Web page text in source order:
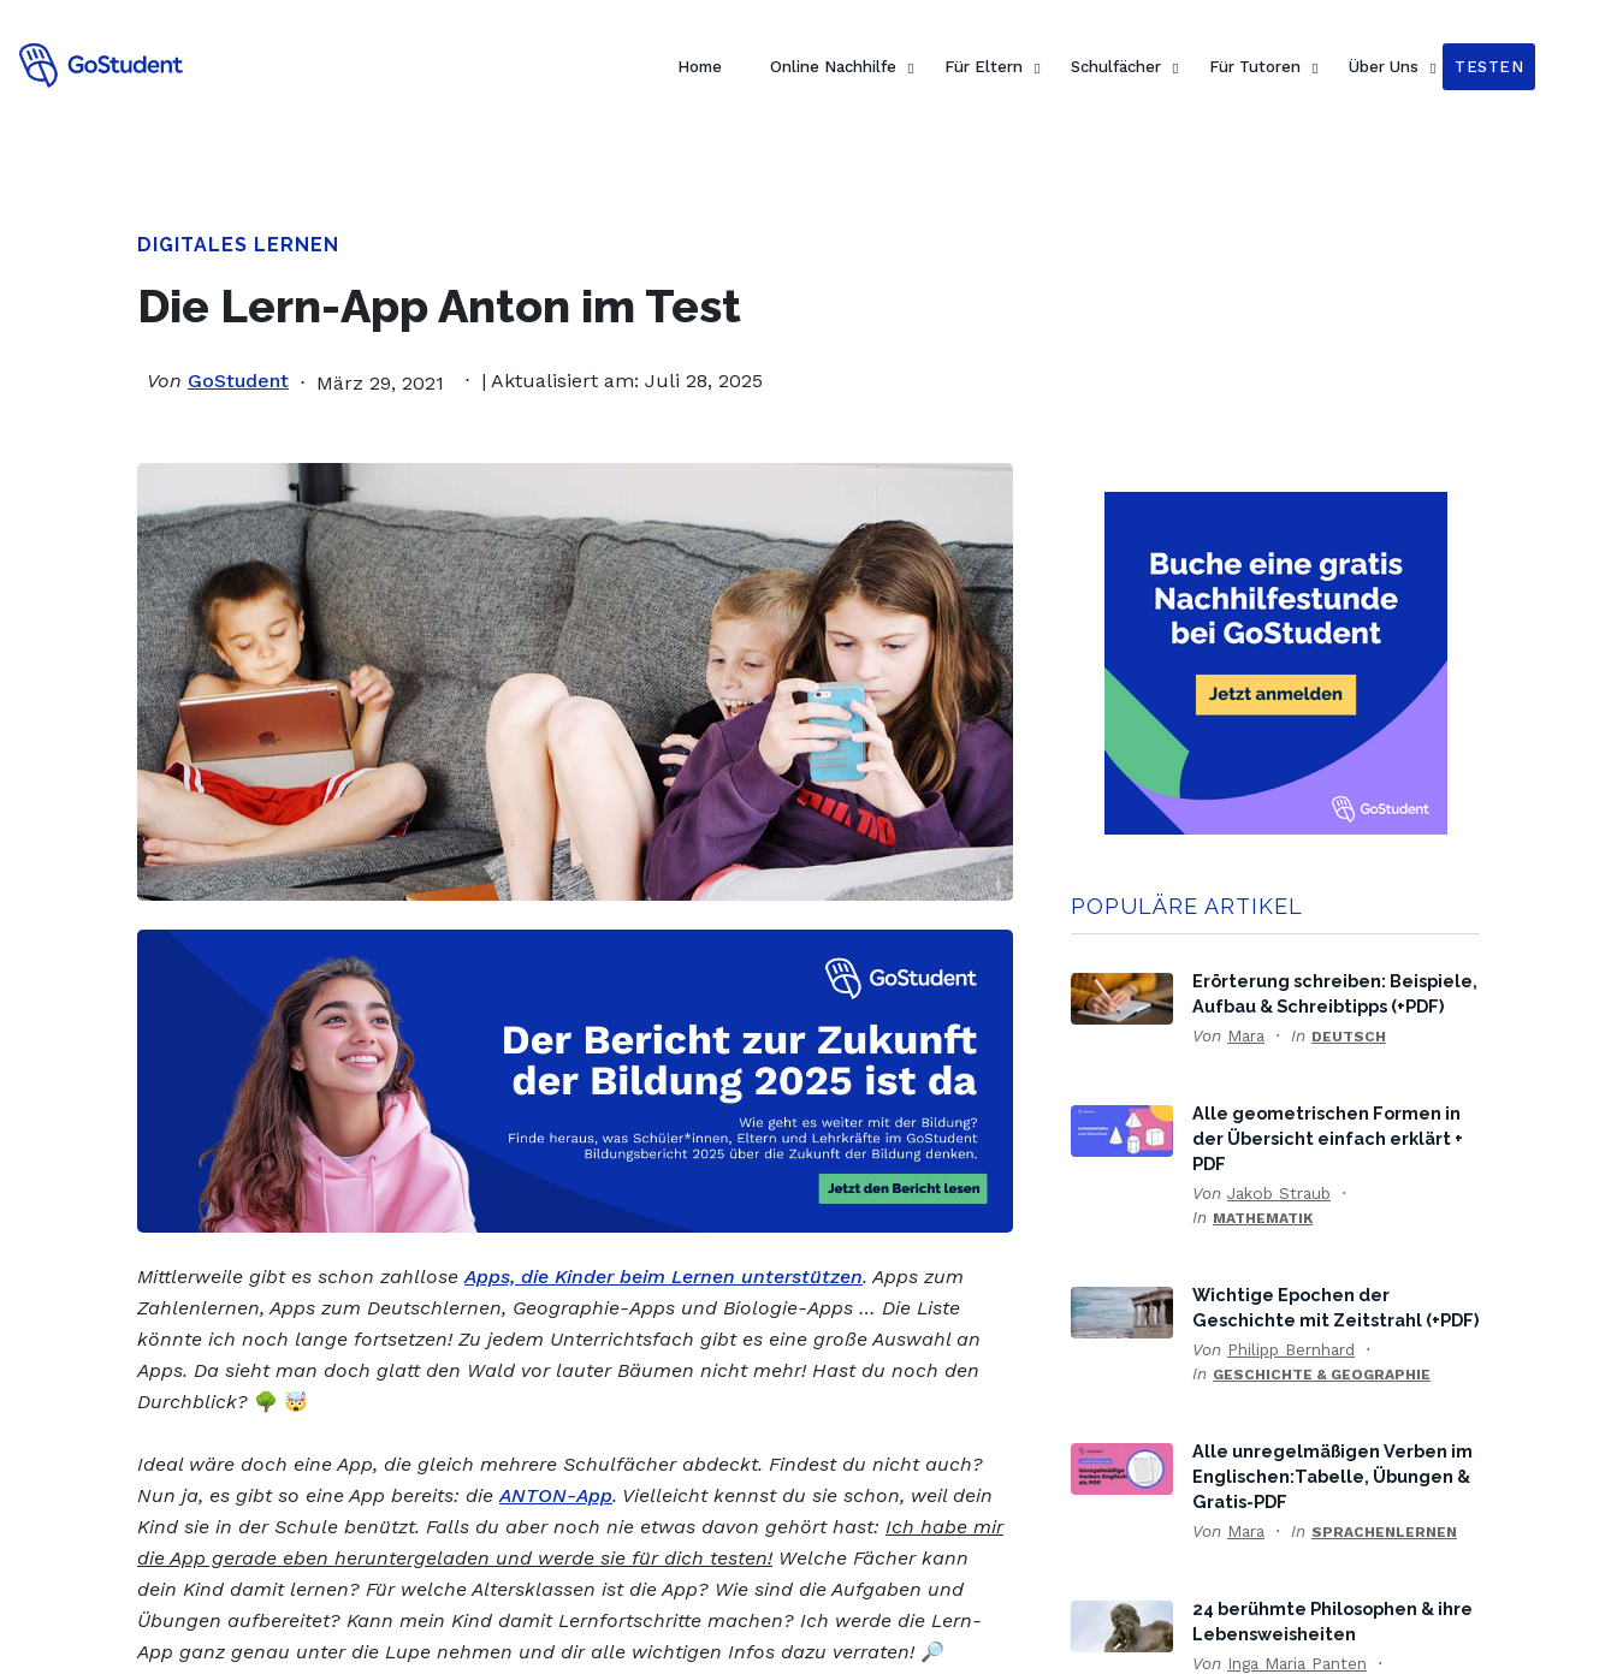
Home Online Nachhilfe Für Eltern Schulfächer Für Tutoren Über Uns TESTEN
DIGITALES LERNEN
Die Lern-App Anton im Test
Von GoStudent März 29, 2021 | Aktualisiert am: Juli 28, 2025
Mittlerweile gibt es schon zahlloseApps, die Kinder beim Lernen unterstützen. Apps zum
Zahlenlernen, Apps zum Deutschlernen, Geographie-Apps und Biologie-Apps … Die Liste
könnte ich noch lange fortsetzen! Zu jedem Unterrichtsfach gibt es eine große Auswahl an
Apps. Da sieht man doch glatt den Wald vor lauter Bäumen nicht mehr! Hast du noch den
Durchblick? 🌳 🤯
Ideal wäre doch eine App, die gleich mehrere Schulfächer abdeckt. Findest du nicht auch?
Nun ja, es gibt so eine App bereits: dieANTON-App. Vielleicht kennst du sie schon, weil dein
Kind sie in der Schule benützt. Falls du aber noch nie etwas davon gehört hast: Ich habe mir
die App gerade eben heruntergeladen und werde sie für dich testen!Welche Fächer kann
dein Kind damit lernen? Für welche Altersklassen ist die App? Wie sind die Aufgaben und
Übungen aufbereitet? Kann mein Kind damit Lernfortschritte machen? Ich werde die Lern-
App ganz genau unter die Lupe nehmen und dir alle wichtigen Infos dazu verraten! 🔎
POPULÄRE ARTIKEL
Erörterung schreiben: Beispiele,
Aufbau & Schreibtipps (+PDF)
Von Mara In DEUTSCH
Alle geometrischen Formen in
der Übersicht einfach erklärt +
PDF
Von Jakob Straub
In MATHEMATIK
Wichtige Epochen der
Geschichte mit Zeitstrahl (+PDF)
Von Philipp Bernhard
In GESCHICHTE & GEOGRAPHIE
Alle unregelmäßigen Verben im
Englischen:Tabelle, Übungen &
Gratis-PDF
Von Mara In SPRACHENLERNEN
24 berühmte Philosophen & ihre
Lebensweisheiten
Von Inga Maria Panten